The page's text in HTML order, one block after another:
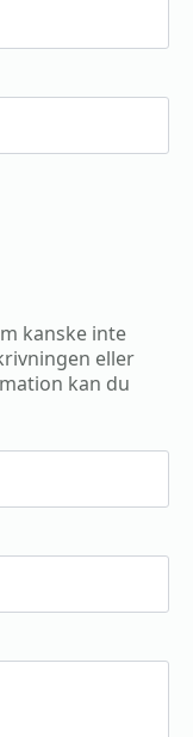
kanske inte
eller
kan du